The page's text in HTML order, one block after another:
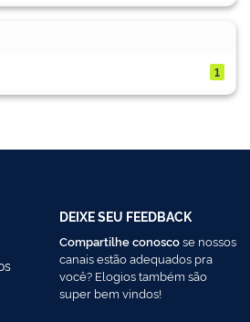
1
DEIXE SEU FEEDBACK
Compartilhe conoscose nossos
canais estão adequados pra
você? Elogios também são
super bem vindos!